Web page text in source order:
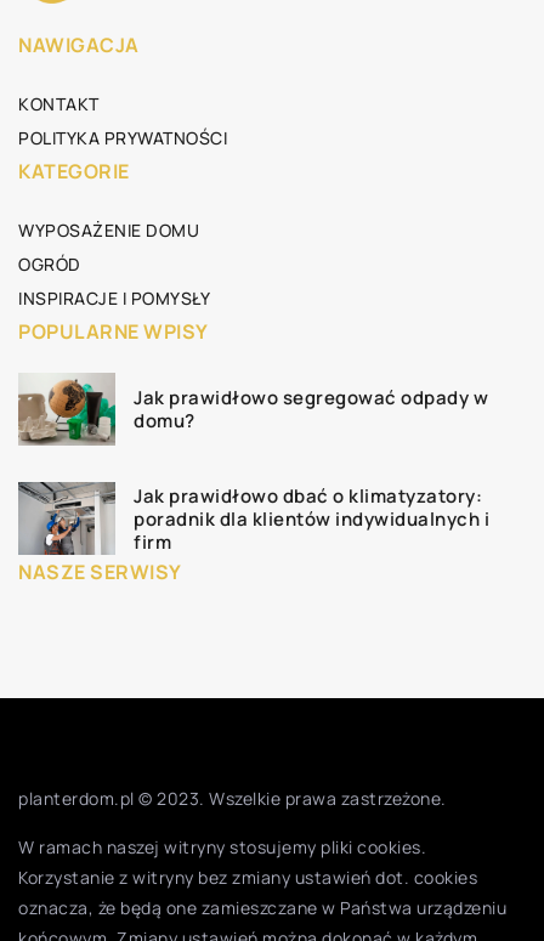
NAWIGACJA
KONTAKT
POLITYKA PRYWATNOŚCI
KATEGORIE
WYPOSAŻENIE DOMU
OGRÓD
INSPIRACJE I POMYSŁY
POPULARNE WPISY
Jak prawidłowo segregować odpady w
domu?
Jak prawidłowo dbać o klimatyzatory:
poradnik dla klientów indywidualnych i
firm
NASZE SERWISY
planterdom.pl © 2023. Wszelkie prawa zastrzeżone.
W ramach naszej witryny stosujemy pliki cookies.
Korzystanie z witryny bez zmiany ustawień dot. cookies
oznacza, że będą one zamieszczane w Państwa urządzeniu